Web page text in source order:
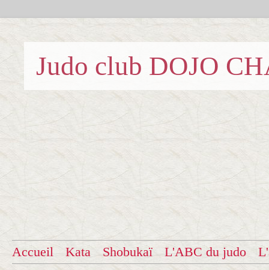
Judo club DOJO
Accueil Kata Shobukaï L'ABC du judo